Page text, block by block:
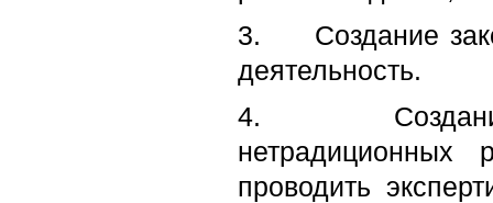
3.
Создание
деятельность.
4.
нетрадиционных
проводить